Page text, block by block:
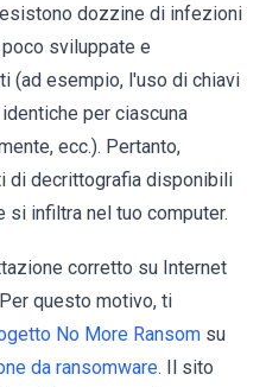
dozzine di infezioni
sviluppate e
(ad esempio, l'uso di chiavi
per ciascuna
ecc.). Pertanto,
di decrittografia disponibili
si infiltra nel tuo computer.
corretto su Internet
questo motivo, ti
No More Ransom su
da ransomware. Il sito